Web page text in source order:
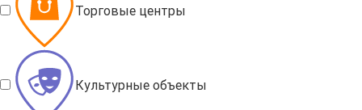
Торговые центры
Культурные объекты